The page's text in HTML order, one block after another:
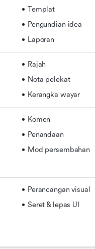
Templat
Pengundian idea
Laporan
Rajah
Nota pelekat
Kerangka wayar
Komen
Penandaan
Mod persembahan
Perancangan visual
Seret & lepas UI